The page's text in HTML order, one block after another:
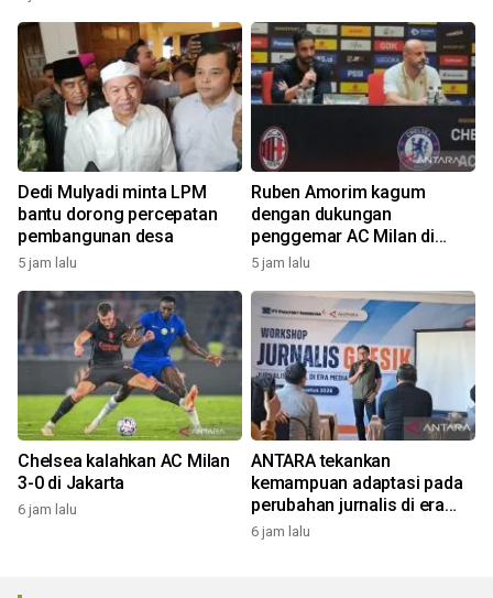
Dedi Mulyadi minta LPM
bantu dorong percepatan
pembangunan desa
5 jam lalu
Ruben Amorim kagum
dengan dukungan
penggemar AC Milan di
Indonesia
5 jam lalu
Chelsea kalahkan AC Milan
3-0 di Jakarta
6 jam lalu
ANTARA tekankan
kemampuan adaptasi pada
perubahan jurnalis di era
digital
6 jam lalu